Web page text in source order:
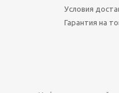
Условия
Гарантия на